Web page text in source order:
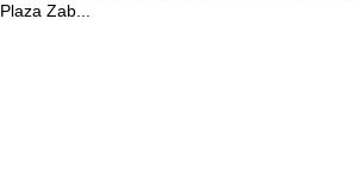
Plaza Zab...